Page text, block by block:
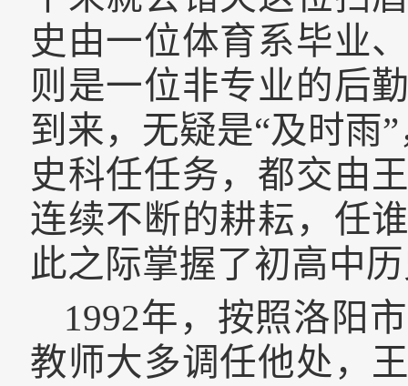
史由一位体育系毕业
则是一位非专业的后
到来，无疑是“及时雨
史科任任务，都交由
连续不断的耕耘，任
此之际掌握了初高中
1992年，按照洛阳
教师大多调任他处，